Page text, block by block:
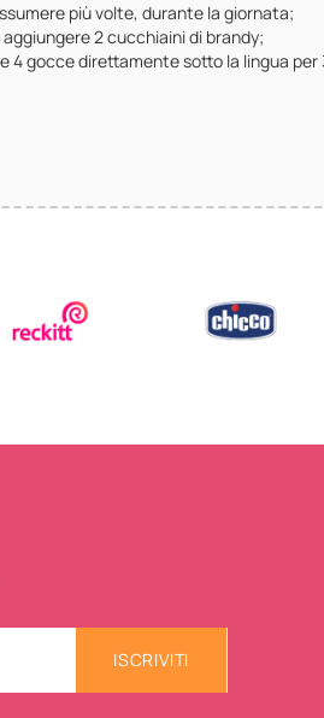
più volte, durante la giornata;
2 cucchiaini di brandy;
4 gocce direttamente sotto la lingua
ISCRIVITI